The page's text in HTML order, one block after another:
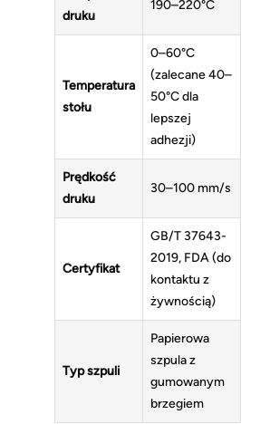
druku
190–220°C
Temperatura
stołu
0–60°C
(zalecane 40–
50°C dla
lepszej
adhezji)
Prędkość
druku
30–100 mm/s
Certyfikat
GB/T 37643-
2019, FDA (do
kontaktu z
żywnością)
Typ szpuli
Papierowa
szpula z
gumowanym
brzegiem